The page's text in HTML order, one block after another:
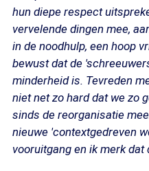
hun diepe respect
vervelende dingen mee,
in de noodhulp, een hoop
bewust dat de
minderheid is. Tevreden
niet net zo hard dat we zo
sinds de reorganisatie
nieuwe 'contextgedreven
vooruitgang en ik merk